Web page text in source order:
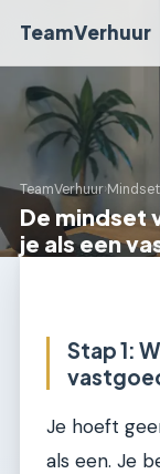
TeamVerhuur
TeamVerhuur›
De mindset
je als een
Stap 1:
Je hoeft
als een. Je